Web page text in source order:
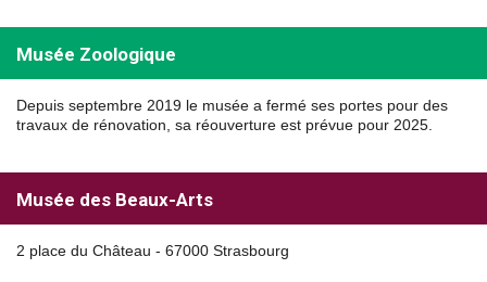
Musée Zoologique
Depuis septembre 2019 le musée a fermé ses portes pour des
travaux de rénovation, sa réouverture est prévue pour 2025.
Musée des Beaux-Arts
2 place du Château - 67000 Strasbourg